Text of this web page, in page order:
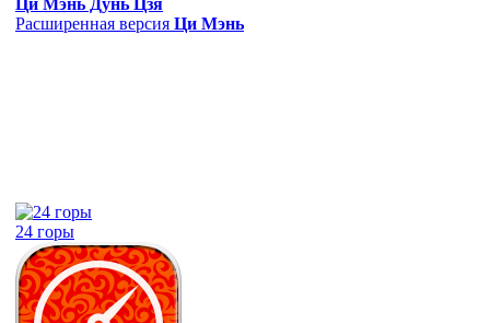
Ци Мэнь Дунь Цзя
Расширенная версия Ци Мэнь
24 горы